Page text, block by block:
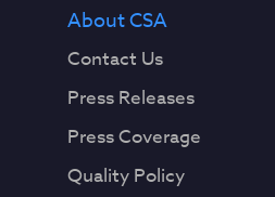
About CSA
Contact Us
Press Releases
Press Coverage
Quality Policy